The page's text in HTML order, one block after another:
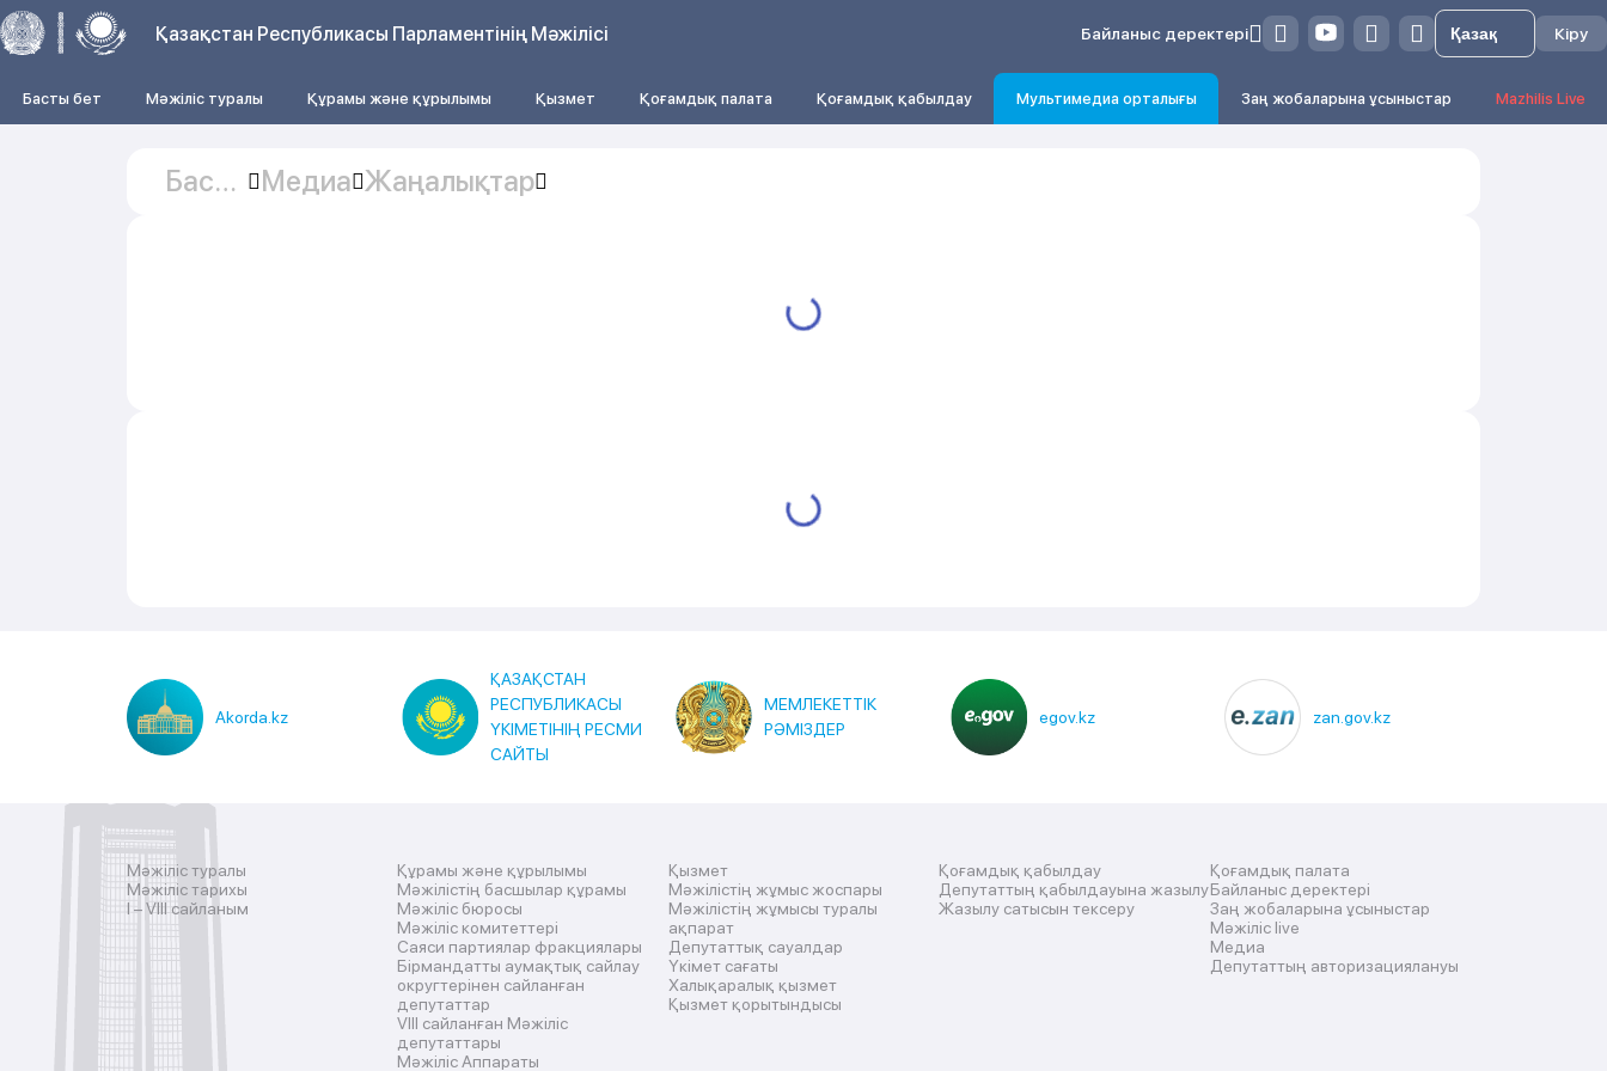
Қазақстан Республикасы Парламентінің Мәжілісі Байланыс деректері Кіру
Басты бет Мәжіліс туралы Құрамы және құрылымы Қызмет Қоғамдық палата Қоғамдық қабылдау Мультимедиа орталығы Заң жобаларына ұсыныстар Mazhilis Live
Басты
Медиа Жаңалықтар
Akorda.kz
ҚАЗАҚСТАН
РЕСПУБЛИКАСЫ
ҮКІМЕТІНІҢ РЕСМИ
САЙТЫ
МЕМЛЕКЕТТІК
РӘМІЗДЕР
egov.kz zan.gov.kz
Мәжіліс туралы
Мәжіліс тарихы
I – VIII сайланым
Құрамы және құрылымы
Мәжілістің басшылар құрамы
Мәжіліс бюросы
Мәжіліс комитеттері
Саяси партиялар фракциялары
Бірмандатты аумақтық сайлау
округтерінен сайланған
депутаттар
VIII сайланған Мәжіліс
депутаттары
Мәжіліс Аппараты
Қызмет
Мәжілістің жұмыс жоспары
Мәжілістің жұмысы туралы
ақпарат
Депутаттық сауалдар
Үкімет сағаты
Халықаралық қызмет
Қызмет қорытындысы
Қоғамдық қабылдау
Депутаттың қабылдауына жазылу
Жазылу сатысын тексеру
Қоғамдық палата
Байланыс деректері
Заң жобаларына ұсыныстар
Мәжіліс live
Медиа
Депутаттың авторизациялануы